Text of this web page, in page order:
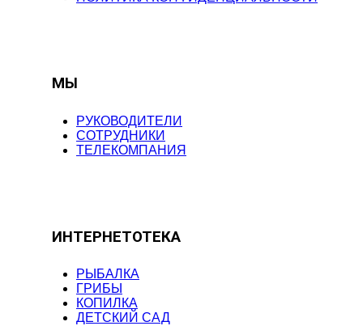
МЫ
РУКОВОДИТЕЛИ
СОТРУДНИКИ
ТЕЛЕКОМПАНИЯ
ИНТЕРНЕТОТЕКА
РЫБАЛКА
ГРИБЫ
КОПИЛКА
ДЕТСКИЙ САД